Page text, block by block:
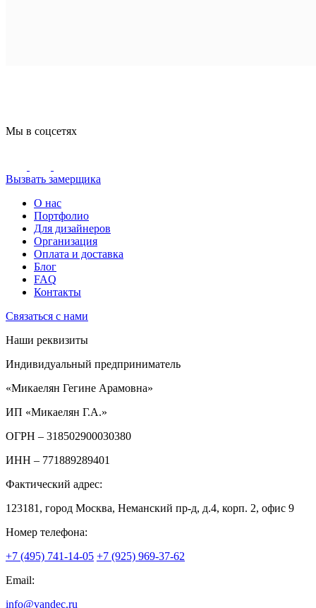
Мы в соцсетях
Вызвать замерщика
О нас
Портфолио
Для дизайнеров
Организация
Оплата и доставка
Блог
FAQ
Контакты
Связаться с нами
Наши реквизиты
Индивидуальный предприниматель
«Микаелян Гегине Арамовна»
ИП «Микаелян Г.А.»
ОГРН – 318502900030380
ИНН – 771889289401
Фактический адрес:
123181, город Москва, Неманский пр-д, д.4, корп. 2, офис 9
Номер телефона:
+7 (495) 741-14-05 +7 (925) 969-37-62
Email:
info@vandec.ru